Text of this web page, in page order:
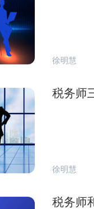
徐明慧
税务师
徐明慧
税务师